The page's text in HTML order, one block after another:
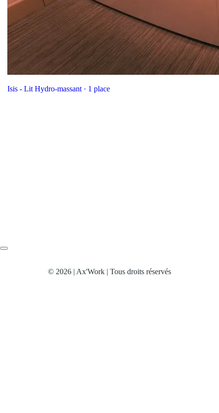
Isis - Lit Hydro-massant · 1 place
© 2026 | Ax'Work | Tous droits réservés